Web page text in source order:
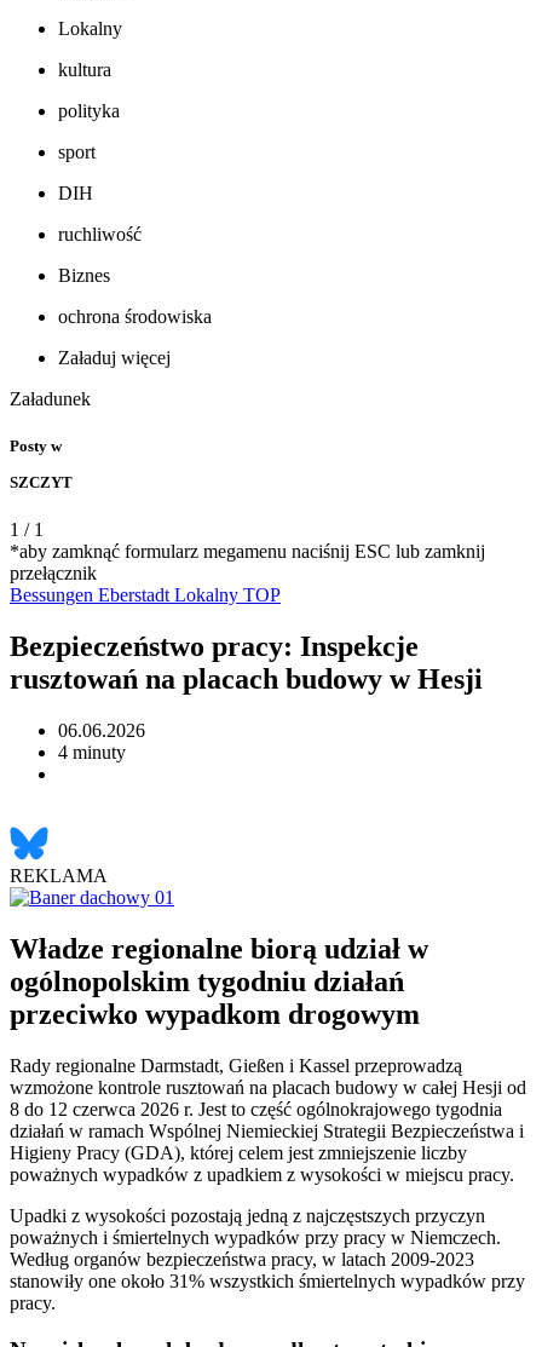
Lokalny
kultura
polityka
sport
DIH
ruchliwość
Biznes
ochrona środowiska
Załaduj więcej
Załadunek
Posty w
SZCZYT
1 / 1
*aby zamknąć formularz megamenu naciśnij ESC lub zamknij
przełącznik
Bessungen Eberstadt Lokalny TOP
Bezpieczeństwo pracy: Inspekcje
rusztowań na placach budowy w Hesji
06.06.2026
4 minuty
REKLAMA
Władze regionalne biorą udział w
ogólnopolskim tygodniu działań
przeciwko wypadkom drogowym
Rady regionalne Darmstadt, Gießen i Kassel przeprowadzą
wzmożone kontrole rusztowań na placach budowy w całej Hesji od
8 do 12 czerwca 2026 r. Jest to część ogólnokrajowego tygodnia
działań w ramach Wspólnej Niemieckiej Strategii Bezpieczeństwa i
Higieny Pracy (GDA), której celem jest zmniejszenie liczby
poważnych wypadków z upadkiem z wysokości w miejscu pracy.
Upadki z wysokości pozostają jedną z najczęstszych przyczyn
poważnych i śmiertelnych wypadków przy pracy w Niemczech.
Według organów bezpieczeństwa pracy, w latach 2009-2023
stanowiły one około 31% wszystkich śmiertelnych wypadków przy
pracy.